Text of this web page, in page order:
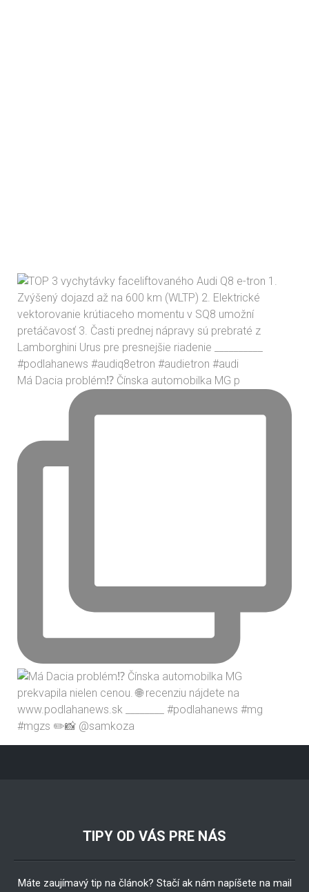
Má Dacia problém⁉️ Čínska automobilka MG p
TIPY OD VÁS PRE NÁS
Máte zaujímavý tip na článok? Stačí ak nám napíšete na mail